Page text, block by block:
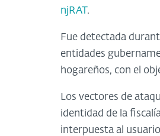
njRAT.
Fue detectada
entidades
hogareños, con el
Los vectores de
identidad de la
interpuesta al